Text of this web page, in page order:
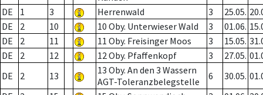
DE
1 3 Herrenwald 3 25.05.
DE
2 10 10 Oby. Unterwieser Wald 3 01.06.
DE
2 11 11 Oby. Freisinger Moos 3 15.05.
DE
2 12 12 Oby. Pfaffenkopf 3 27.05.
DE
2 13
13 Oby. An den 3 Wassern
AGT-Toleranzbelegstelle
6 30.05.